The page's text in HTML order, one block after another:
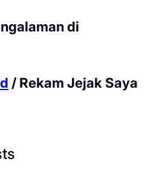
di
/ Rekam Jejak Saya